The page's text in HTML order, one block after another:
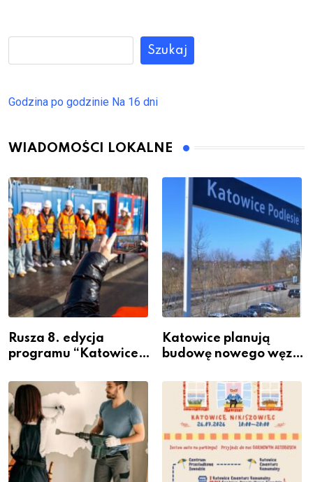
Szukaj
Godzina po godzinie Na 16 dni
WIADOMOŚCI LOKALNE
Rusza 8. edycja
programu “Katowice
– nabór dla
przedsiębiorców
Katowice planują
budowę nowego węzła
Podlesiu